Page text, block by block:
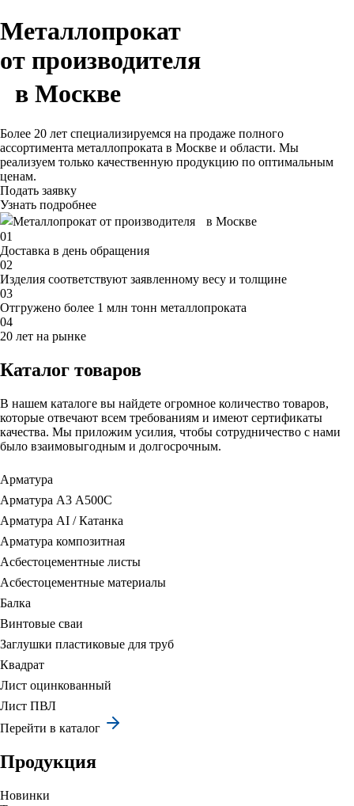
Металлопрокат
от производителя
в Москве
Более 20 лет специализируемся на продаже полного
ассортимента металлопроката в Москве и области. Мы
реализуем только качественную продукцию по оптимальным
ценам.
Подать заявку
Узнать подробнее
01
Доставка в день обращения
02
Изделия соответствуют заявленному весу и толщине
03
Отгружено более 1 млн тонн металлопроката
04
20 лет на рынке
Каталог товаров
В нашем каталоге вы найдете огромное количество товаров,
которые отвечают всем требованиям и имеют сертификаты
качества. Мы приложим усилия, чтобы сотрудничество с нами
было взаимовыгодным и долгосрочным.
Арматура
Арматура А3 А500С
Арматура АI / Катанка
Арматура композитная
Асбестоцементные листы
Асбестоцементные материалы
Балка
Винтовые сваи
Заглушки пластиковые для труб
Квадрат
Лист оцинкованный
Лист ПВЛ
Перейти в каталог
Продукция
Новинки